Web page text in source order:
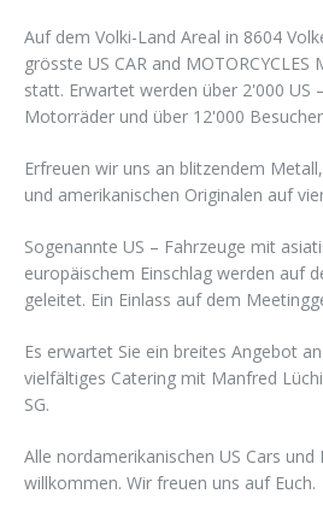
Auf dem Volki-Land Areal in 8604
grösste US CAR and MOTORCYCLES
statt. Erwartet werden über 2'000 US
Motorräder und über 12'000
Erfreuen wir uns an blitzendem
und amerikanischen Originalen auf
Sogenannte US – Fahrzeuge mit
europäischem Einschlag werden auf
geleitet. Ein Einlass auf dem
Es erwartet Sie ein breites Angebot
vielfältiges Catering mit Manfred
SG.
Alle nordamerikanischen US Cars
willkommen. Wir freuen uns auf Euch.